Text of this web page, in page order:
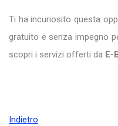
Ti ha incuriosito questa
gratuito e senza impegno
scopri i servizi offerti da E-
Indietro